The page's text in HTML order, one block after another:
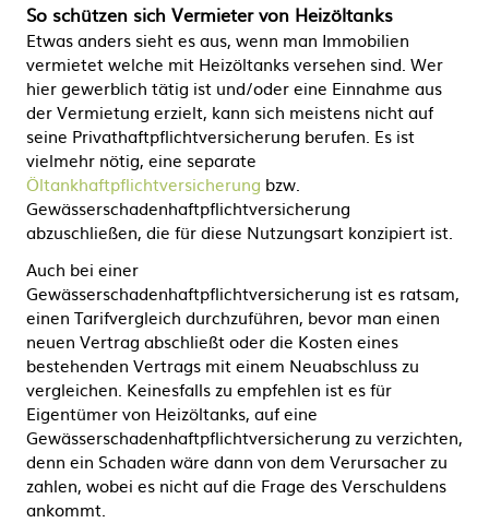
So schützen sich Vermieter von Heizöltanks
Etwas anders sieht es aus, wenn man Immobilien
vermietet welche mit Heizöltanks versehen sind. Wer
hier gewerblich tätig ist und/oder eine Einnahme aus
der Vermietung erzielt, kann sich meistens nicht auf
seine Privathaftpflichtversicherung berufen. Es ist
vielmehr nötig, eine separate
Öltankhaftpflichtversicherung bzw.
Gewässerschadenhaftpflichtversicherung
abzuschließen, die für diese Nutzungsart konzipiert ist.
Auch bei einer
Gewässerschadenhaftpflichtversicherung ist es ratsam,
einen Tarifvergleich durchzuführen, bevor man einen
neuen Vertrag abschließt oder die Kosten eines
bestehenden Vertrags mit einem Neuabschluss zu
vergleichen. Keinesfalls zu empfehlen ist es für
Eigentümer von Heizöltanks, auf eine
Gewässerschadenhaftpflichtversicherung zu verzichten,
denn ein Schaden wäre dann von dem Verursacher zu
zahlen, wobei es nicht auf die Frage des Verschuldens
ankommt.